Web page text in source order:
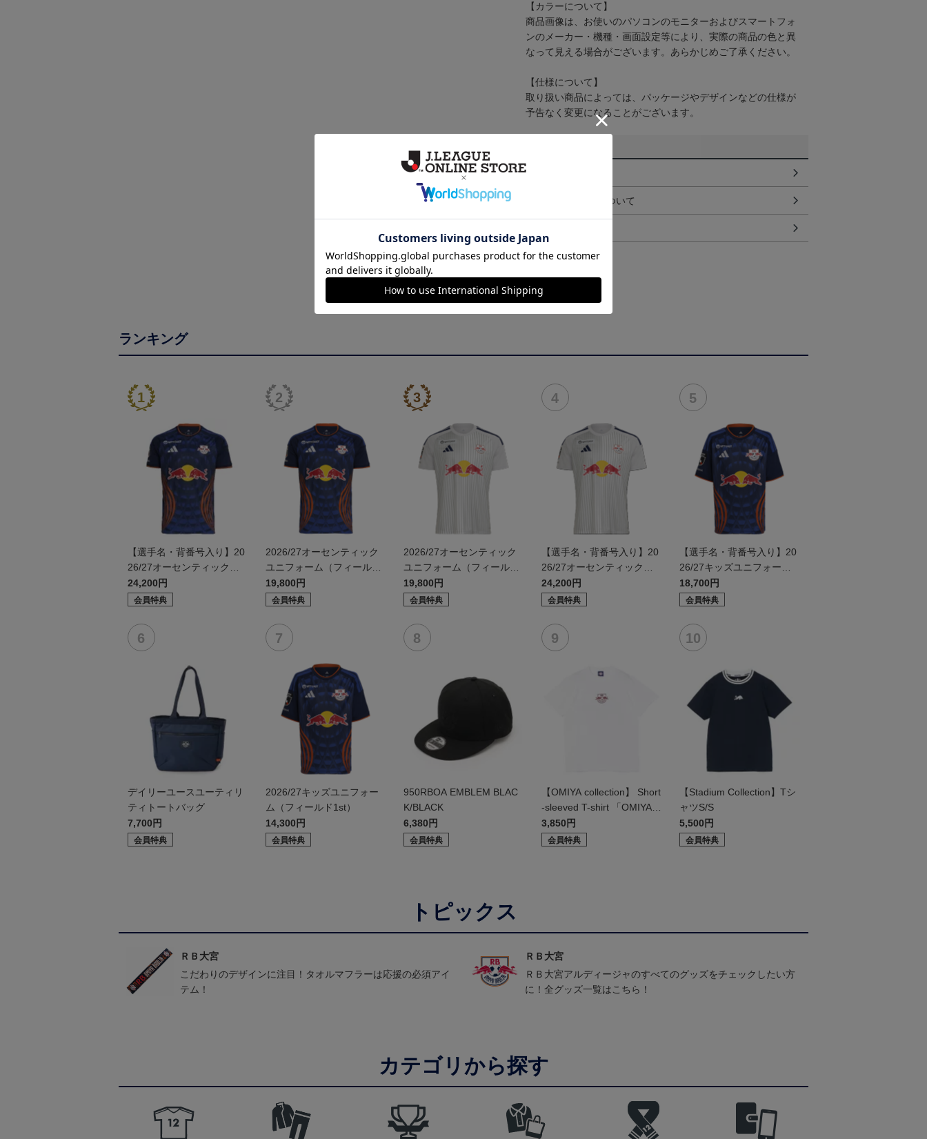
【カラーについて】
商品画像は、お使いのパソコンのモニターおよびスマートフォ
ンのメーカー・機種・画面設定等により、実際の商品の色と異
なって見える場合がございます。あらかじめご了承ください。
【仕様について】
取り扱い商品によっては、パッケージやデザインなどの仕様が
予告なく変更になることがございます。
ギフト対応について
ランキング
【選手名・背番号入り】20
26/27オーセンティックユ
ニフォーム（フィールド1s
t）
24,200円
会員特典
2026/27オーセンティック
ユニフォーム（フィールド
1st）
19,800円
会員特典
2026/27オーセンティック
ユニフォーム（フィールド
2nd）
19,800円
会員特典
【選手名・背番号入り】20
26/27オーセンティックユ
ニフォーム（フィールド2n
d）
24,200円
会員特典
【選手名・背番号入り】20
26/27キッズユニフォーム
（フィールド1st）
18,700円
会員特典
デイリーユースユーティリ
ティトートバッグ
7,700円
会員特典
2026/27キッズユニフォー
ム（フィールド1st）
14,300円
会員特典
950RBOA EMBLEM BLAC
K/BLACK
6,380円
会員特典
【OMIYA collection】 Short
-sleeved T-shirt 「OMIYA C
enter」
3,850円
会員特典
【Stadium Collection】Tシ
ャツS/S
5,500円
会員特典
トピックス
ＲＢ大宮
こだわりのデザインに注目！タオルマフラーは応援の必須アイ
テム！
ＲＢ大宮
ＲＢ大宮アルディージャのすべてのグッズをチェックしたい方
に！全グッズ一覧はこちら！
カテゴリから探す